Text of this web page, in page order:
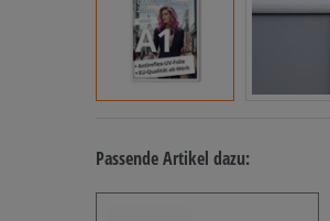
Passende Artikel dazu: